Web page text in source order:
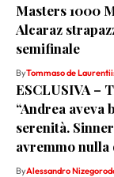
Masters 1000
Alcaraz
semifinale
ByTommaso de
ESCLUSIVA –
“Andrea
serenità.
avremmo nulla
ByAlessandro